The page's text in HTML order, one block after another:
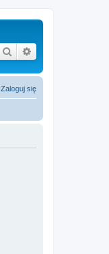
Szukaj
Zaloguj się